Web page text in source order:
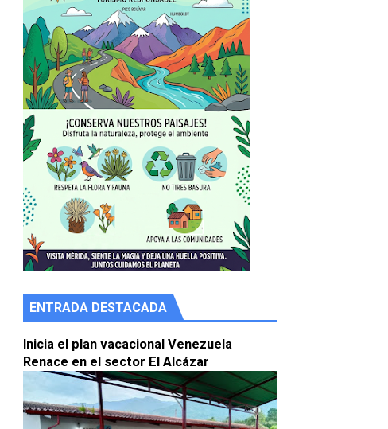
de agua
ENTRADA DESTACADA
Inicia el plan vacacional Venezuela
Renace en el sector El Alcázar